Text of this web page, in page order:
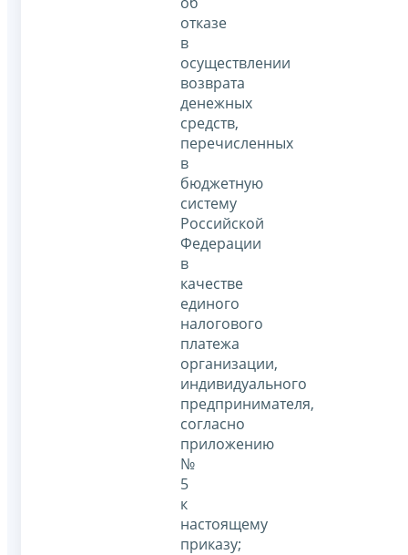
отказе
в
осуществлении
возврата
денежных
средств,
перечисленных
в
бюджетную
систему
Российской
Федерации
в
качестве
единого
налогового
платежа
организации,
индивидуального
предпринимателя,
согласно
приложению
№
5
к
настоящему
приказу;